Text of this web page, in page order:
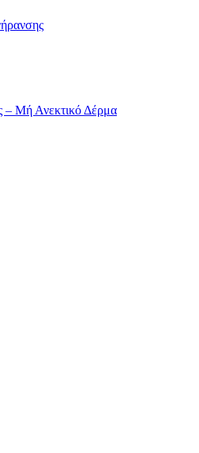
– Μή Ανεκτικό Δέρμα